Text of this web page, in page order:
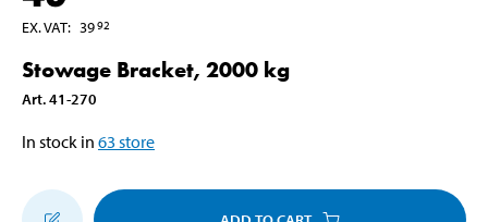
EX. VAT: 3992
Stowage Bracket, 2000 kg
Art.41-270
In stock in 63 store